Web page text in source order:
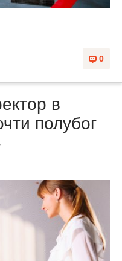
0
в
полубог